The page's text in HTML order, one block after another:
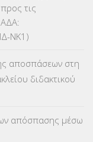
(135)
τις
ΝΚ1)
αποσπάσεων στη
διδακτικού
απόσπασης μέσω